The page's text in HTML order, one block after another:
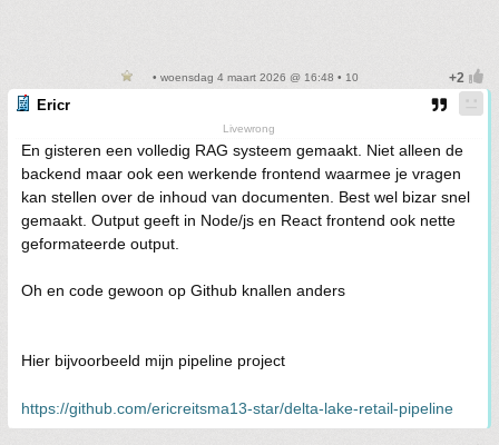
• woensdag 4 maart 2026 @ 16:48 • 10
Ericr
Livewrong
En gisteren een volledig RAG systeem gemaakt. Niet alleen de
backend maar ook een werkende frontend waarmee je vragen
kan stellen over de inhoud van documenten. Best wel bizar snel
gemaakt. Output geeft in Node/js en React frontend ook nette
geformateerde output.
Oh en code gewoon op Github knallen anders
Hier bijvoorbeeld mijn pipeline project
https://github.com/ericreitsma13-star/delta-lake-retail-pipeline